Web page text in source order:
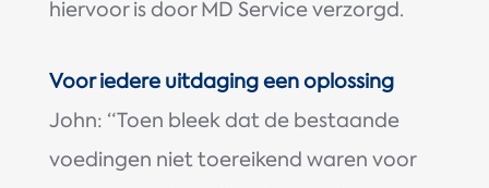
hiervoor is door MD Service verzorgd.
Voor iedere uitdaging een oplossing
John: “Toen bleek dat de bestaande
voedingen niet toereikend waren voor